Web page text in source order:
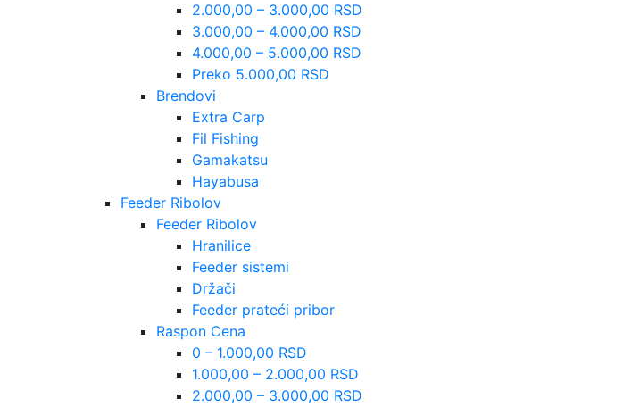
2.000,00 – 3.000,00 RSD
3.000,00 – 4.000,00 RSD
4.000,00 – 5.000,00 RSD
Preko 5.000,00 RSD
Brendovi
Extra Carp
Fil Fishing
Gamakatsu
Hayabusa
Feeder Ribolov
Feeder Ribolov
Hranilice
Feeder sistemi
Držači
Feeder prateći pribor
Raspon Cena
0 – 1.000,00 RSD
1.000,00 – 2.000,00 RSD
2.000,00 – 3.000,00 RSD